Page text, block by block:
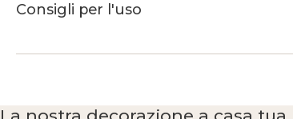
Consigli per l'uso